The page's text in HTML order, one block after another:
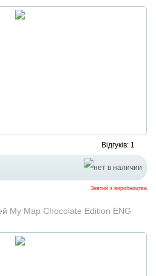
Відгуків: 1
Знятий з виробництва
My Map Chocolate Edition ENG